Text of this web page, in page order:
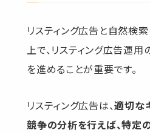
リスティング広告と自然検
上で、リスティング広告運用
を進めることが重要です。
リスティング広告は、適切な
競争の分析を行えば、特定